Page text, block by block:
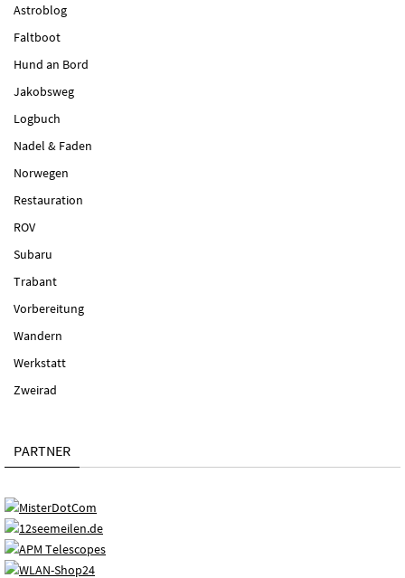
Astroblog
Faltboot
Hund an Bord
Jakobsweg
Logbuch
Nadel & Faden
Norwegen
Restauration
ROV
Subaru
Trabant
Vorbereitung
Wandern
Werkstatt
Zweirad
PARTNER